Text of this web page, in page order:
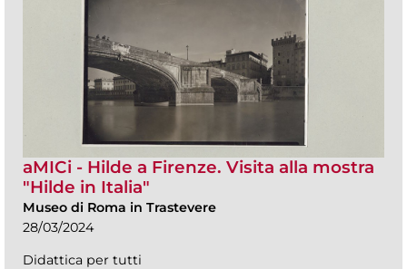
aMICi - Hilde a Firenze. Visita alla mostra
"Hilde in Italia"
Museo di Roma in Trastevere
28/03/2024
Didattica per tutti